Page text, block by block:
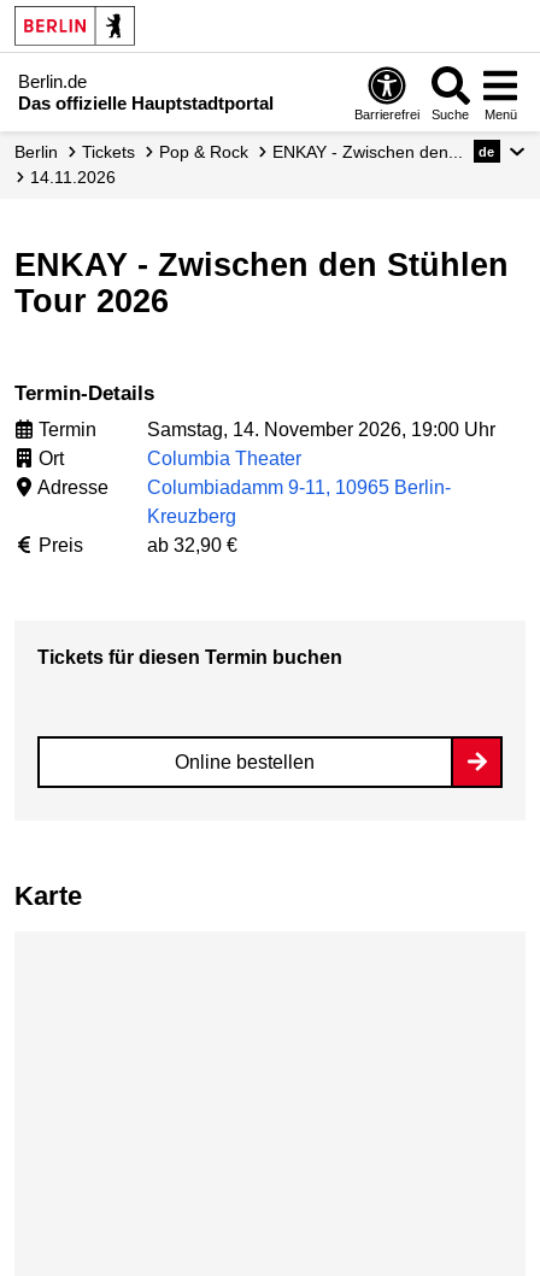
Berlin.de
Das offizielle Hauptstadtportal
Barrierefrei Suche Menü
Berlin Tickets Pop & Rock
ENKAY - Zwischen den...
14.11.2026
de
ENKAY - Zwischen den Stühlen
Tour 2026
Termin-Details
Termin
Samstag, 14. November 2026, 19:00 Uhr
Ort
Columbia Theater
Adresse
Columbiadamm 9-11, 10965 Berlin-
Kreuzberg
Preis
ab 32,90 €
Tickets für diesen Termin buchen
Online bestellen
Karte